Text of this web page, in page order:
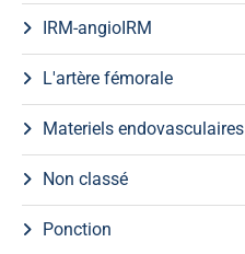
IRM-angioIRM
L'artère fémorale
Materiels endovasculaires
Non classé
Ponction